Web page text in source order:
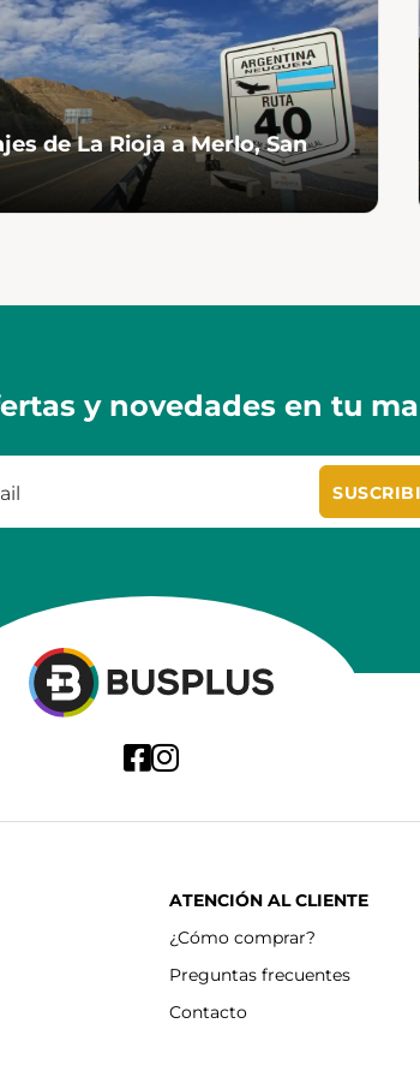
de La Rioja a Merlo, San
y novedades en tu
ATENCIÓN AL CLIENTE
¿Cómo comprar?
Preguntas frecuentes
Contacto